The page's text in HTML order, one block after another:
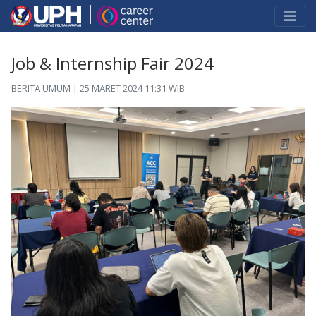
Job & Internship Fair 2024
BERITA UMUM | 25 MARET 2024 11:31 WIB